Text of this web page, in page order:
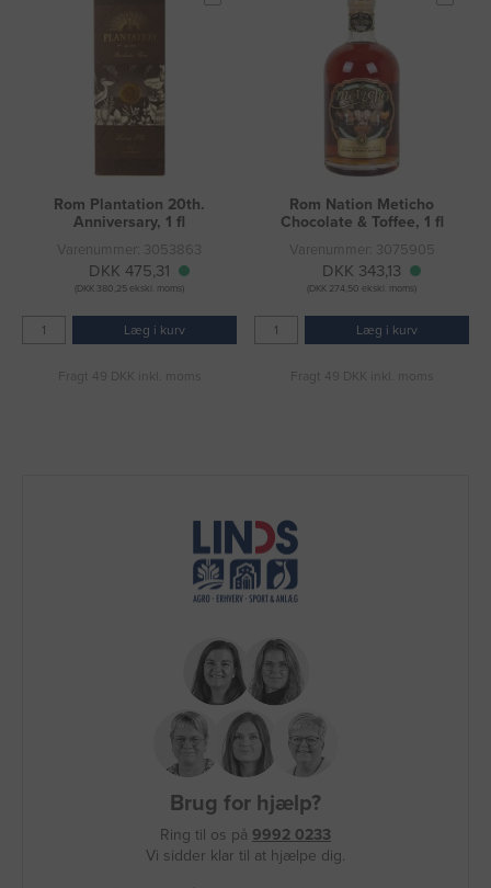
Rom Plantation 20th.
Anniversary, 1 fl
Varenummer: 3053863
DKK 475,31
(DKK 380,25 ekskl. moms)
Læg i kurv
Fragt 49 DKK inkl. moms
Rom Nation Meticho
Chocolate & Toffee, 1 fl
Varenummer: 3075905
DKK 343,13
(DKK 274,50 ekskl. moms)
Læg i kurv
Fragt 49 DKK inkl. moms
Brug for hjælp?
Ring til os på 9992 0233
Vi sidder klar til at hjælpe dig.